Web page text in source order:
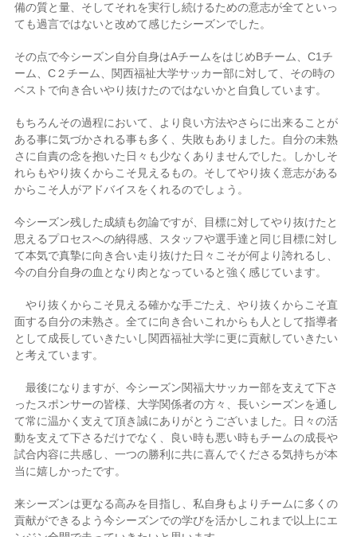
備の質と量、そしてそれを実行し続けるための意志が全てといっ
ても過言ではないと改めて感じたシーズンでした。
その点で今シーズン自分自身はAチームをはじめBチーム、C1チ
ーム、C２チーム、関西福祉大学サッカー部に対して、その時の
ベストで向き合いやり抜けたのではないかと自負しています。
もちろんその過程において、より良い方法やさらに出来ることが
ある事に気づかされる事も多く、失敗もありました。自分の未熟
さに自責の念を抱いた日々も少なくありませんでした。しかしそ
れらもやり抜くからこそ見えるもの。そしてやり抜く意志がある
からこそ人がアドバイスをくれるのでしょう。
今シーズン残した成績も勿論ですが、目標に対してやり抜けたと
思えるプロセスへの納得感、スタッフや選手達と同じ目標に対し
て本気で真摯に向き合い走り抜けた日々こそが何より誇れるし、
今の自分自身の血となり肉となっていると強く感じています。
やり抜くからこそ見える確かな手ごたえ、やり抜くからこそ直
面する自分の未熟さ。全てに向き合いこれからも人として指導者
として成長していきたいし関西福祉大学に更に貢献していきたい
と考えています。
最後になりますが、今シーズン関福大サッカー部を支えて下さ
ったスポンサーの皆様、大学関係者の方々、長いシーズンを通し
て常に温かく支えて頂き誠にありがとうございました。日々の活
動を支えて下さるだけでなく、良い時も悪い時もチームの成長や
試合内容に共感し、一つの勝利に共に喜んでくださる気持ちが本
当に嬉しかったです。
来シーズンは更なる高みを目指し、私自身もよりチームに多くの
貢献ができるよう今シーズンでの学びを活かしこれまで以上にエ